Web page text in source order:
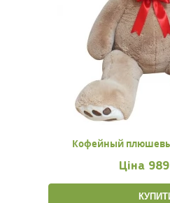
Кофейный
Ціна